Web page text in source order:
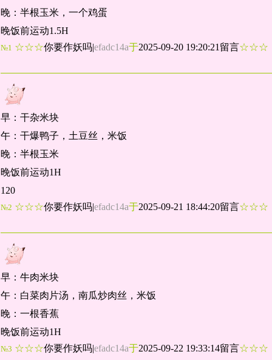
晚：半根玉米，一个鸡蛋
晚饭前运动1.5H
№1 ☆☆☆你要作妖吗|efadc14a于2025-09-20 19:20:21留言
早：干杂米块
午：干爆鸭子，土豆丝，米饭
晚：半根玉米
晚饭前运动1H
120
№2 ☆☆☆你要作妖吗|efadc14a于2025-09-21 18:44:20留言
早：牛肉米块
午：白菜肉片汤，南瓜炒肉丝，米饭
晚：一根香蕉
晚饭前运动1H
№3 ☆☆☆你要作妖吗|efadc14a于2025-09-22 19:33:14留言